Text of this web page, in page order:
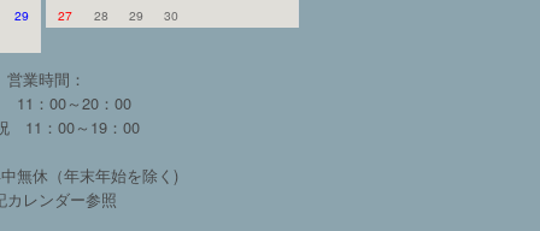
29
27
28 29 30
営業時間：
11：00～20：00
11：00～19：00
無休（年末年始を除く)
カレンダー参照